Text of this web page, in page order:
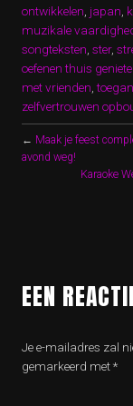
ontwikkelen japan
muzikale
songteksten ster,
oefenen thuis
met vrienden ,
zelfvertrouwen
← Maak je feest
avond weg!
Karaoke
EEN
Je e-mailadres zal
gemarkeerd met*